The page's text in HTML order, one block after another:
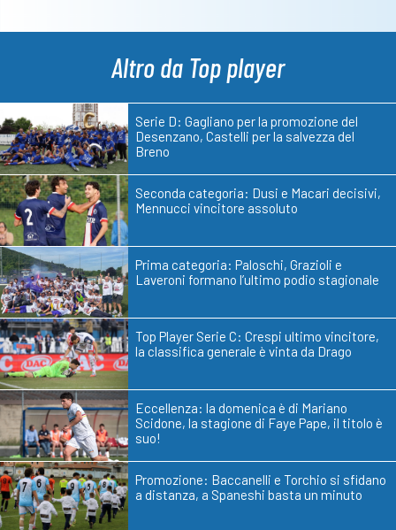
Altro da Top player
Serie D: Gagliano per la promozione del
Desenzano, Castelli per la salvezza del
Breno
Seconda categoria: Dusi e Macari decisivi,
Mennucci vincitore assoluto
Prima categoria: Paloschi, Grazioli e
Laveroni formano l’ultimo podio stagionale
Top Player Serie C: Crespi ultimo vincitore,
la classifica generale è vinta da Drago
Eccellenza: la domenica è di Mariano
Scidone, la stagione di Faye Pape, il titolo è
suo!
Promozione: Baccanelli e Torchio si sfidano
a distanza, a Spaneshi basta un minuto